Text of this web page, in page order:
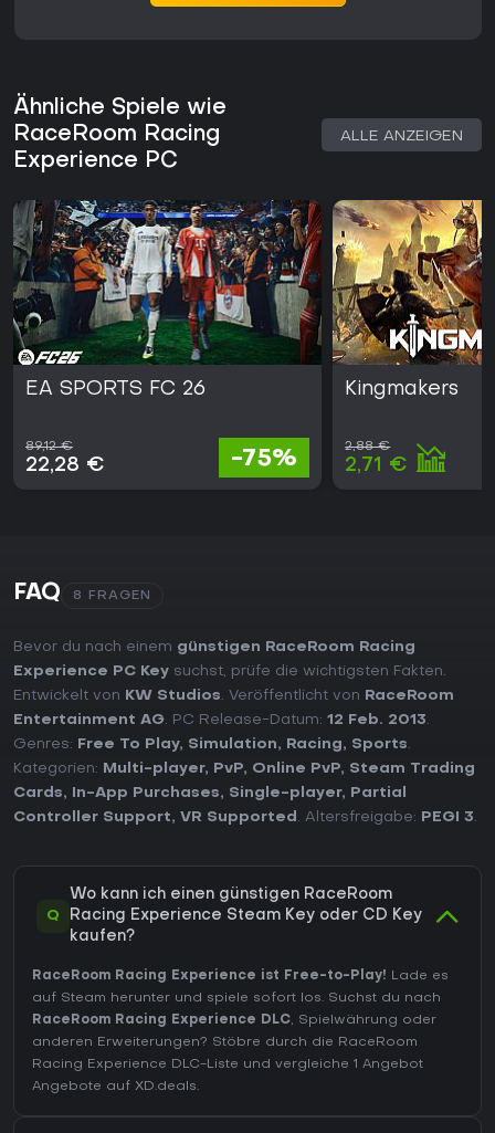
Ähnliche Spiele wie
RaceRoom Racing
Experience PC
ALLE ANZEIGEN
EA SPORTS FC 26
89,12 €
22,28 € -75%
Kingmakers
2,88 €
2,71 €
FAQ 8 FRAGEN
Bevor du nach einem günstigen RaceRoom Racing
Experience PC Key suchst, prüfe die wichtigsten Fakten.
Entwickelt von
KW Studios. Veröffentlicht von
RaceRoom
Entertainment AG. PC Release-Datum: 12 Feb. 2013.
Genres:
Free To Play, Simulation, Racing, Sports.
Kategorien:
Multi-player, PvP, Online PvP, Steam Trading
Cards, In-App Purchases, Single-player,
Partial
Controller Support, VR Supported . Altersfreigabe: PEGI 3.
Q
Wo kann ich einen günstigen RaceRoom
Racing Experience Steam Key oder CD Key
kaufen?
RaceRoom Racing Experience ist Free-to-Play! Lade es
auf Steam herunter und spiele sofort los. Suchst du nach
RaceRoom Racing Experience DLC, Spielwährung oder
anderen Erweiterungen? Stöbre durch die RaceRoom
Racing Experience DLC-Liste und vergleiche 1 Angebot
Angebote auf XD.deals.